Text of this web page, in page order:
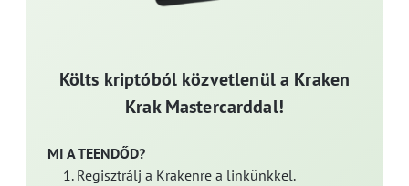
Költs kriptóból közvetlenül a Kraken
Krak Mastercarddal!
MI A TEENDŐD?
Regisztrálj a Krakenre a linkünkkel.